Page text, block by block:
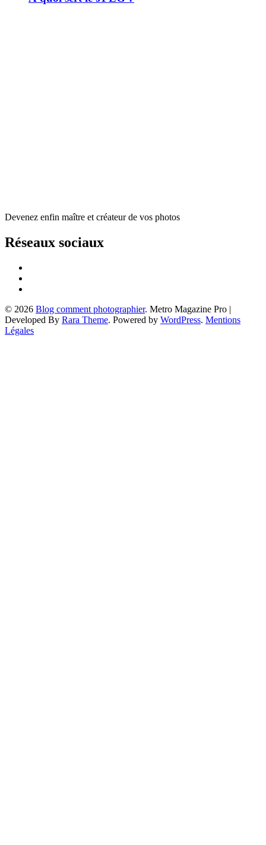
Devenez enfin maître et créateur de vos photos
Réseaux sociaux
© 2026 Blog comment photographier. Metro Magazine Pro |
Developed By Rara Theme. Powered by WordPress. Mentions
Légales